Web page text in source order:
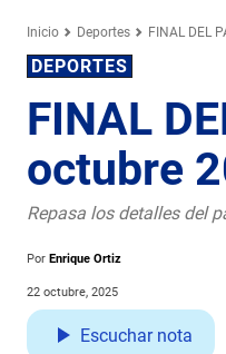
Inicio Deportes FINAL DEL
DEPORTES
FINAL
octubre
Repasa los detalles del
Por Enrique Ortiz
22 octubre, 2025
Escuchar nota